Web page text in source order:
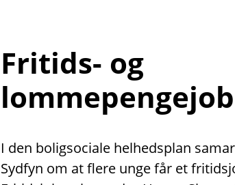
Fritids- og
lommepengejob
I den boligsociale helhedsplan
Sydfyn om at flere unge får et